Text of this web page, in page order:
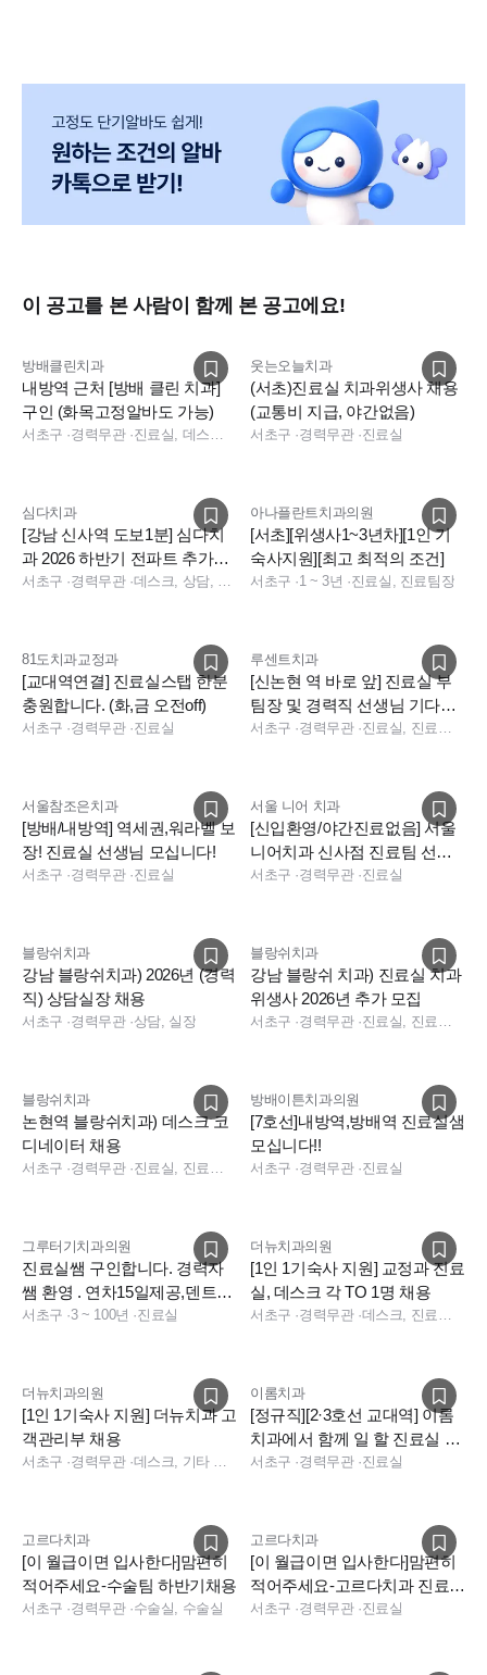
이 공고를 본 사람이 함께 본 공고에요!
방배클린치과
내방역 근처 [방배 클린 치과]
구인 (화목고정알바도 가능)
서초구 ·경력무관· 진료실, 데스크, 보험청구, 상담, 진료실
웃는오늘치과
(서초)진료실 치과위생사 채용
(교통비 지급, 야간없음)
서초구 ·경력무관·진료실
심다치과
[강남 신사역 도보1분] 심다치
과 2026 하반기 전파트 추가채
용(법정연차,기숙사비 지원)
서초구 ·경력무관· 데스크, 상담, 실장, 진료실, 진료팀장, 보험청구, 데스크, 상담, 실장, 보험청구, 데스크, 상담, 전화응대(CS), 보험청구, 실장
아나플란트치과의원
[서초][위생사1~3년차][1인 기
숙사지원][최고 최적의 조건]
서초구 ·1 ~ 3년 ·진료실, 진료팀장
81도치과교정과
[교대역연결] 진료실스탭 한분
충원합니다. (화,금 오전off)
서초구 ·경력무관·진료실
루센트치과
[신논현 역 바로 앞] 진료실 부
팀장 및 경력직 선생님 기다립
니다.
서초구 ·경력무관· 진료실, 진료팀장
서울참조은치과
[방배/내방역] 역세권,워라벨 보
장! 진료실 선생님 모십니다!
서초구 ·경력무관·진료실
서울 니어 치과
[신입환영/야간진료없음] 서울
니어치과 신사점 진료팀 선생
님 모십니다.
서초구 ·경력무관·진료실
블랑쉬치과
강남 블랑쉬치과) 2026년 (경력
직) 상담실장 채용
서초구 ·경력무관·상담, 실장
블랑쉬치과
강남 블랑쉬 치과) 진료실 치과
위생사 2026년 추가 모집
서초구 ·경력무관· 진료실, 진료팀장
블랑쉬치과
논현역 블랑쉬치과) 데스크 코
디네이터 채용
서초구 ·경력무관· 진료실, 진료팀장, 보험청구, 데스크, 상담, 실장, 총괄실장, 경영지원, 데스크, 보험청구, 상담, 실장, 데스크
방배이튼치과의원
[7호선]내방역,방배역 진료실샘
모십니다!!
서초구 ·경력무관·진료실
그루터기치과의원
진료실쌤 구인합니다. 경력자
쌤 환영 . 연차15일제공,덴트웹
사용
서초구 ·3 ~ 100년 ·진료실
더뉴치과의원
[1인 1기숙사 지원] 교정과 진료
실, 데스크 각 TO 1명 채용
서초구 ·경력무관· 데스크, 진료실, 기타 직무
더뉴치과의원
[1인 1기숙사 지원] 더뉴치과 고
객관리부 채용
서초구 ·경력무관· 데스크, 기타 직무, 데스크, 기타
이롬치과
[정규직][2·3호선 교대역] 이롬
치과에서 함께 일 할 진료실 선
생님 모십니다.
서초구 ·경력무관·진료실
고르다치과
[이 월급이면 입사한다]맘편히
적어주세요-수술팀 하반기채용
서초구 ·경력무관·수술실, 수술실
고르다치과
[이 월급이면 입사한다]맘편히
적어주세요-고르다치과 진료팀
부팀장/스텝 하반기채용
서초구 ·경력무관·진료실